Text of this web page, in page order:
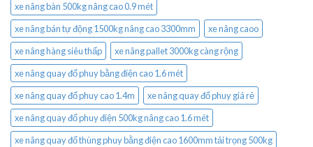
xe nâng bàn 500kg nâng cao 0.9 mét
xe nâng bán tự động 1500kg nâng cao 3300mm
xe nâng caoo
xe nâng hàng siêu thấp
xe nâng pallet 3000kg càng rộng
xe nâng quay đổ phuy bằng điện cao 1.6 mét
xe nâng quay đổ phuy cao 1.4m
xe nâng quay đổ phuy giá rẻ
xe nâng quay đổ phuy điện 500kg nâng cao 1.6 mét
xe nâng quay đổ thùng phuy bằng điện cao 1600mm tải trọng 500kg